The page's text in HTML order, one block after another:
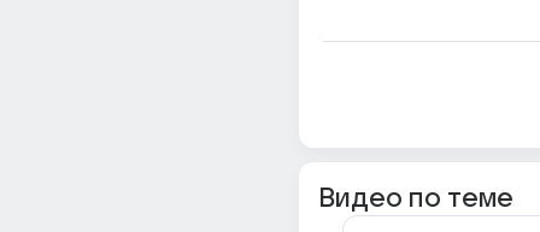
Видео по теме